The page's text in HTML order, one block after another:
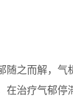
随之而解，气
在治疗气郁停